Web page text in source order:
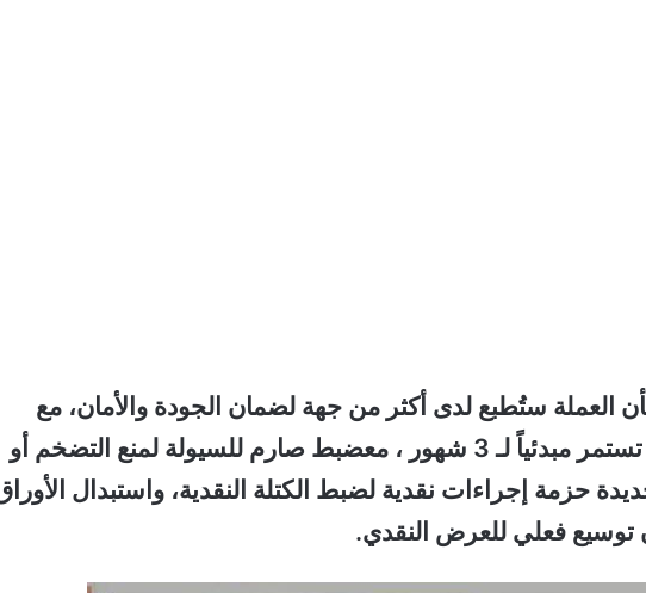
العملة ستُطبع لدى أكثر من جهة لضمان الجودة والأمان، مع
سحب تدريجي للفئات القديمة والتي تستمر مبدئياً لـ 3 شهور ، معضبط صارم للسيولة لمنع التضخم أو
حزمة إجراءات نقدية لضبط الكتلة النقدية، واستبدال
توسيع فعلي للعرض النقدي.